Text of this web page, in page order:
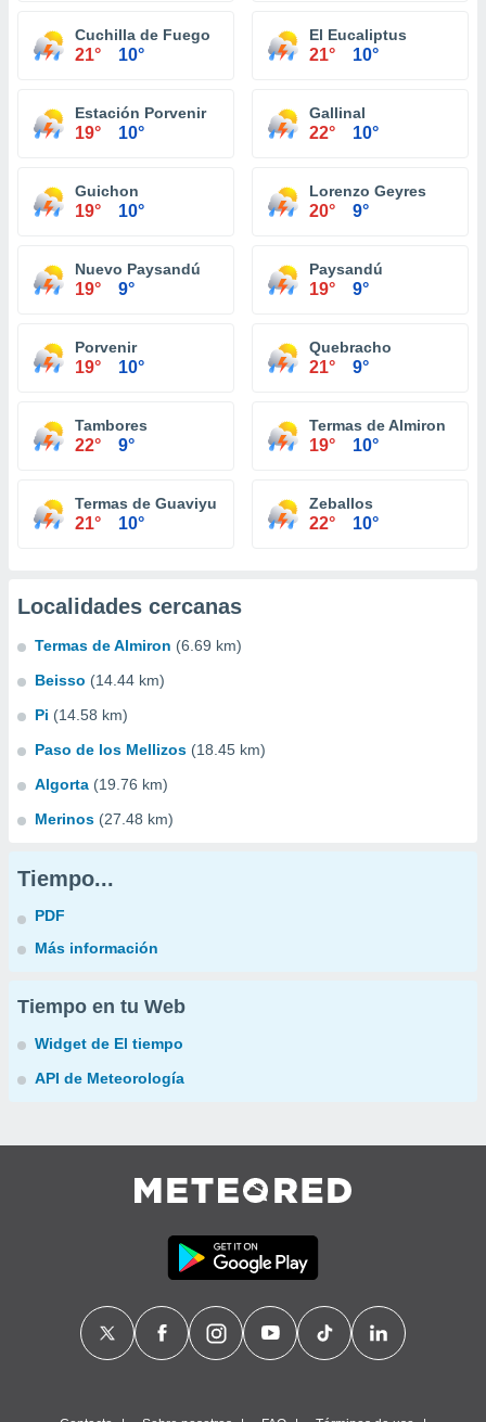
Cuchilla de Fuego
21° 10°
El Eucaliptus
21° 10°
Estación Porvenir
19° 10°
Gallinal
22° 10°
Guichon
19° 10°
Lorenzo Geyres
20° 9°
Nuevo Paysandú
19° 9°
Paysandú
19° 9°
Porvenir
19° 10°
Quebracho
21° 9°
Tambores
22° 9°
Termas de Almiron
19° 10°
Termas de Guaviyu
21° 10°
Zeballos
22° 10°
Localidades cercanas
Termas de Almiron (6.69 km)
Beisso (14.44 km)
Pi (14.58 km)
Paso de los Mellizos (18.45 km)
Algorta (19.76 km)
Merinos (27.48 km)
Tiempo...
PDF
Más información
Tiempo en tu Web
Widget de El tiempo
API de Meteorología